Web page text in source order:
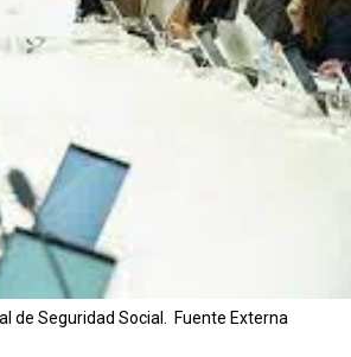
de Seguridad Social. Fuente Externa